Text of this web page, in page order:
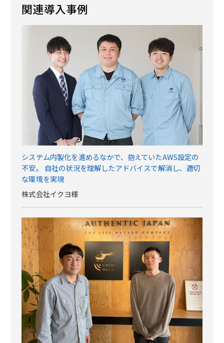
関連導入事例
システム内製化を進めるなかで、抱えていたAWS設定の
不安。 自社の状況を理解したアドバイスで解消し、適切
な環境を実現
株式会社イクヨ様